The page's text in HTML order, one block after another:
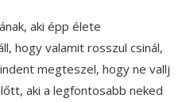
aki épp élete
hogy valamit rosszul csinál,
megteszel, hogy ne vallj
aki a legfontosabb neked